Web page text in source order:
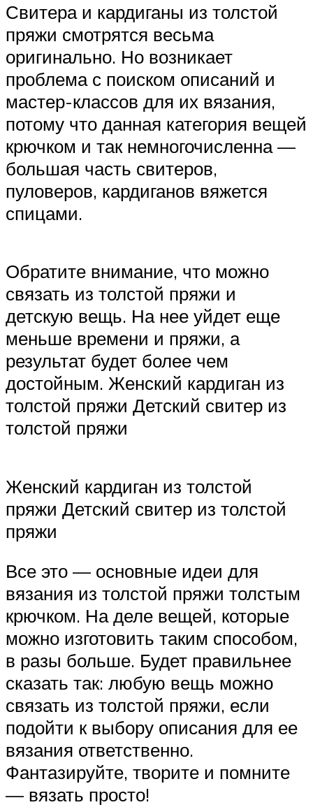
Свитера и кардиганы из толстой
пряжи смотрятся весьма
оригинально. Но возникает
проблема с поиском описаний и
мастер-классов для их вязания,
потому что данная категория вещей
крючком и так немногочисленна —
большая часть свитеров,
пуловеров, кардиганов вяжется
спицами.
Обратите внимание, что можно
связать из толстой пряжи и
детскую вещь. На нее уйдет еще
меньше времени и пряжи, а
результат будет более чем
достойным. Женский кардиган из
толстой пряжи Детский свитер из
толстой пряжи
Женский кардиган из толстой
пряжи Детский свитер из толстой
пряжи
Все это — основные идеи для
вязания из толстой пряжи толстым
крючком. На деле вещей, которые
можно изготовить таким способом,
в разы больше. Будет правильнее
сказать так: любую вещь можно
связать из толстой пряжи, если
подойти к выбору описания для ее
вязания ответственно.
Фантазируйте, творите и помните
— вязать просто!